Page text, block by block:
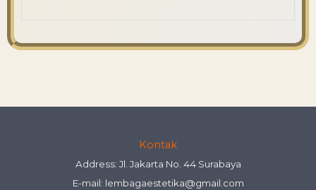
Kontak
Address: Jl. Jakarta No. 44 Surabaya
E-mail: lembagaestetika@gmail.com